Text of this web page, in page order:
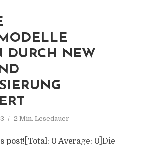
DURCH NEW
2 Min. Lesedauer
post![Total: 0 Average: 0]Die